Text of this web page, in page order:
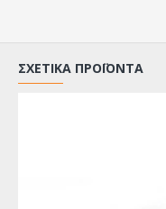
ΣΧΕΤΙΚΆ ΠΡΟΪΌΝΤΑ